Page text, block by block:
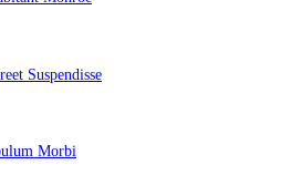
Suspendisse
Morbi